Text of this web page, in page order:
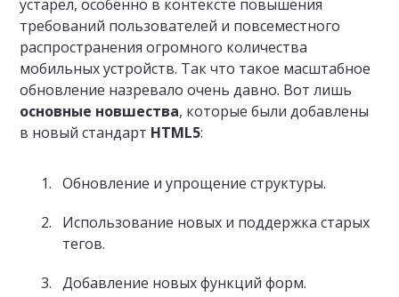
устарел, особенно в контексте повышения
требований пользователей и повсеместного
распространения огромного количества
мобильных устройств. Так что такое масштабное
обновление назревало очень давно. Вот лишь
основные новшества, которые были добавлены
в новый стандарт HTML5:
Обновление и упрощение структуры.
Использование новых и поддержка старых
тегов.
Добавление новых функций форм.